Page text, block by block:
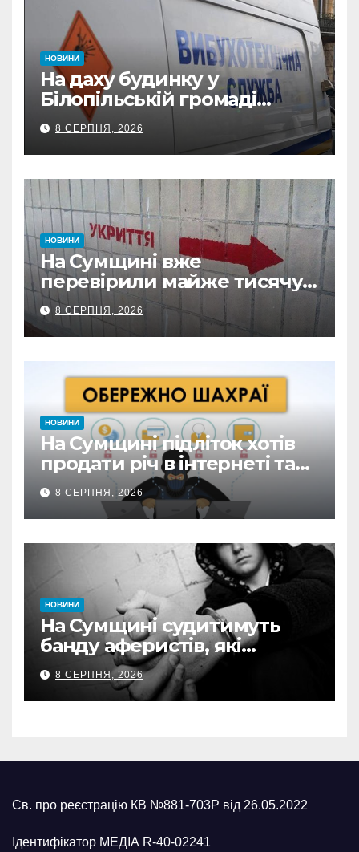
НОВИНИ
На даху будинку у
Білопільській громаді
знайшли 120-мм міну
8 СЕРПНЯ, 2026
НОВИНИ
На Сумщині вже
перевірили майже тисячу
укриттів: де виявили
замкнені двері
8 СЕРПНЯ, 2026
НОВИНИ
На Сумщині підліток хотів
продати річ в інтернеті та
втратив 39,2 тис. грн з
карток матері
8 СЕРПНЯ, 2026
НОВИНИ
На Сумщині судитимуть
банду аферистів, які
виманили у військових
понад 1 млн грн
8 СЕРПНЯ, 2026
Св. про реєстрацію КВ №881-703Р від 26.05.2022
Ідентифікатор МЕДІА R-40-02241